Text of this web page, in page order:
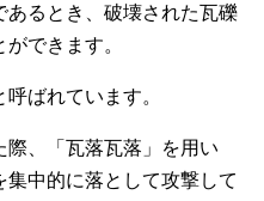
あるとき、破壊された瓦礫
できます。
ばれています。
、「瓦落瓦落」を用い
中的に落として攻撃して